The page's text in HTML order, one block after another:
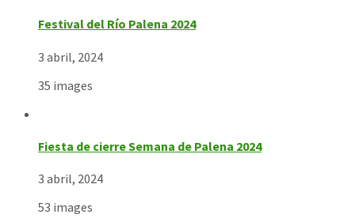
Festival del Río Palena 2024
3 abril, 2024
35 images
Fiesta de cierre Semana de Palena 2024
3 abril, 2024
53 images